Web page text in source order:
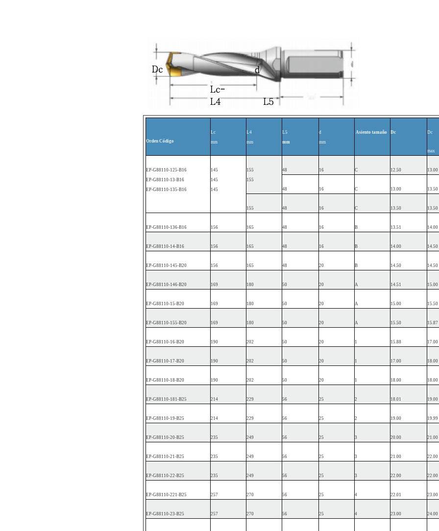
Orden Código
Lc
mm
L4
mm
L5
mm
d
mm
Asiento tamaño Dc Dc
max
EP-G88110-1 25-B16
EP-G88110-13-B16
EP-G88110-1 35-B16
145
145
145
155
155
48 16 C 12.50 13.00
48 16 C 13.00 13.50
155 48 16 C 13.50 13.50
EP-G88110-1 36-B16 156 165 48 16 B 13.51 14.00
EP-G88110-14-B16 156 165 48 16 B 14.00 14.50
EP-G88110-1 45-B20 156 165 48 20 B 14.50 14.50
EP-G88110-1 46-B20 169 180 50 20 A 14.51 15.00
EP-G88110-15-B20 169 180 50 20 A 15.00 15.50
EP-G88110-1 55-B20 169 180 50 20 A 15.50 15.87
EP-G88110-16-B20 190 202 50 20 1 15.88 17.00
EP-G88110-17-B20 190 202 50 20 1 17.00 18.00
EP-G88110-18-B20 190 202 50 20 1 18.00 18.00
EP-G88110-1 81-B25 214 229 56 25 2 18.01 19.00
EP-G88110-19-B25 214 229 56 25 2 19.00 19.99
EP-G88110-20-B25 235 249 56 25 3 20.00 21.00
EP-G88110-21-B25 235 249 56 25 3 21.00 22.00
EP-G88110-22-B25 235 249 56 25 3 22.00 22.00
EP-G88110-221-B25 257 270 56 25 4 22.01 23.00
EP-G88110-23-B25 257 270 56 25 4 23.00 24.00